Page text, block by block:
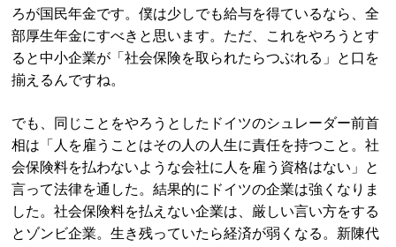
ろが国民年金です。僕は少しでも給与を得ているなら、全
部厚生年金にすべきと思います。ただ、これをやろうとす
ると中小企業が「社会保険を取られたらつぶれる」と口を
揃えるんですね。
でも、同じことをやろうとしたドイツのシュレーダー前首
相は「人を雇うことはその人の人生に責任を持つこと。社
会保険料を払わないような会社に人を雇う資格はない」と
言って法律を通した。結果的にドイツの企業は強くなりま
した。社会保険料を払えない企業は、厳しい言い方をする
とゾンビ企業。生き残っていたら経済が弱くなる。新陳代